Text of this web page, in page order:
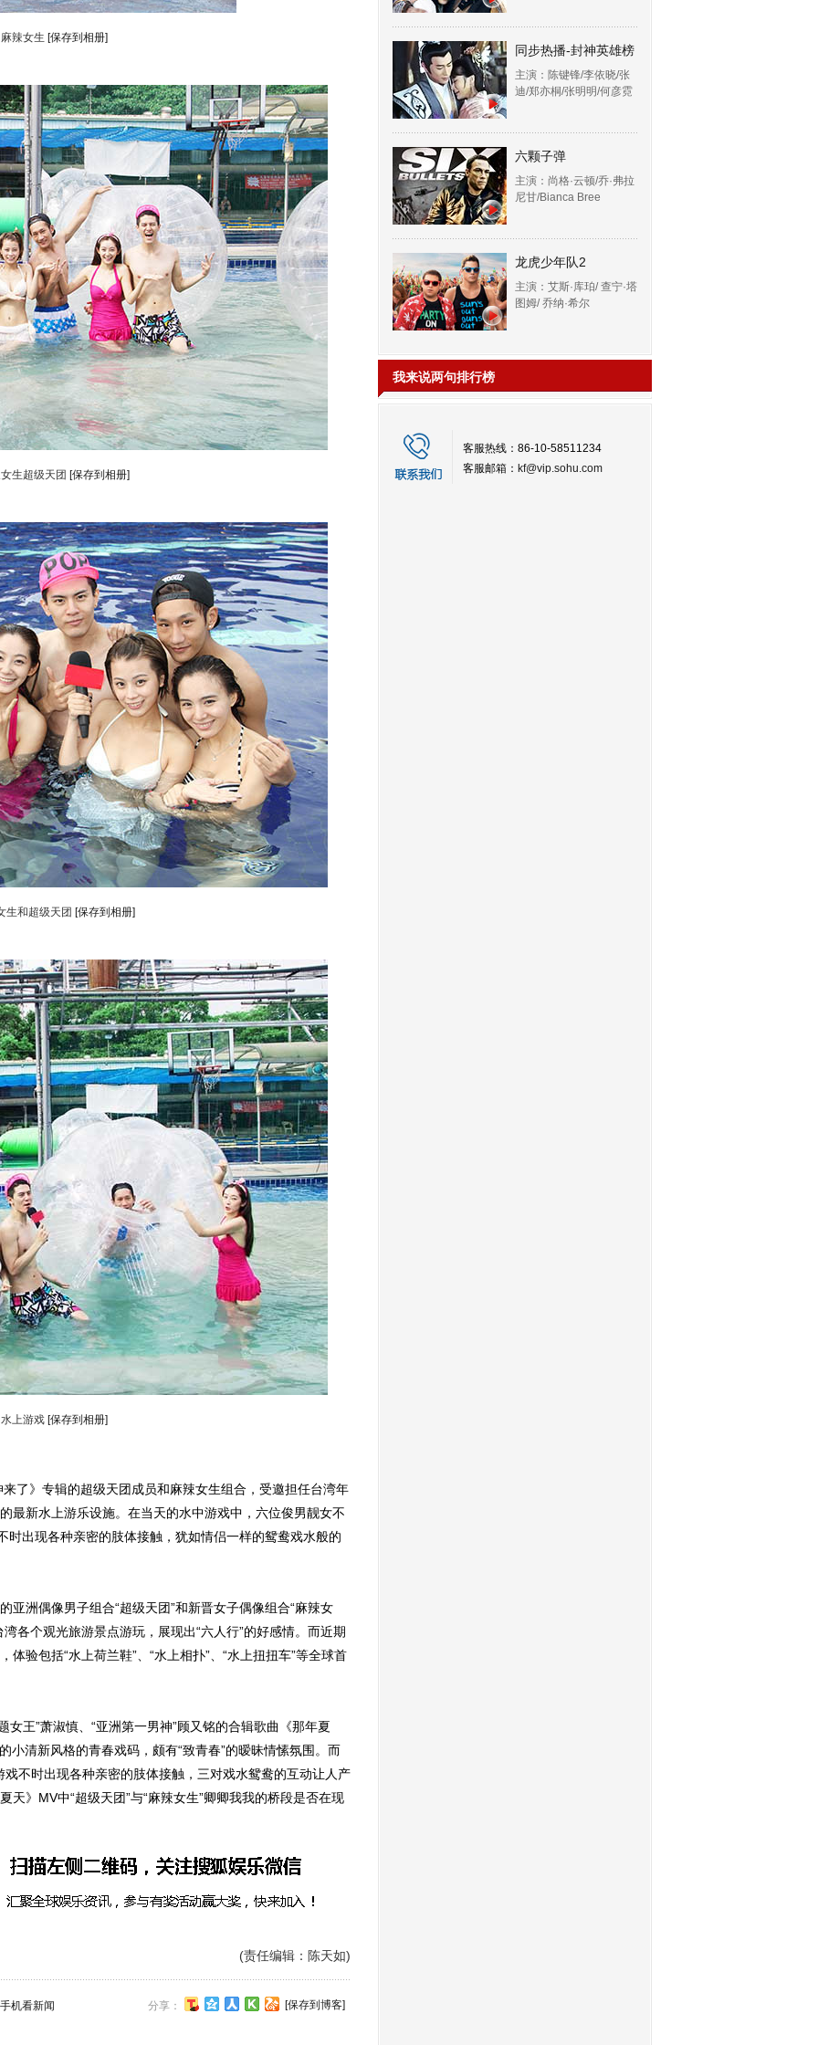
麻辣女生 [保存到相册]
生超级天团 [保存到相册]
生和超级天团 [保存到相册]
水上游戏 [保存到相册]
》专辑的超级天团成员和麻辣女生组合，受邀担任台湾年
最新水上游乐设施。在当天的水中游戏中，六位俊男靓女不
时出现各种亲密的肢体接触，犹如情侣一样的鸳鸯戏水般的
偶像男子组合“超级天团”和新晋女子偶像组合“麻辣女
各个观光旅游景点游玩，展现出“六人行”的好感情。而近期
验包括“水上荷兰鞋”、“水上相扑”、“水上扭扭车”等全球首
王”萧淑慎、“亚洲第一男神”顾又铭的合辑歌曲《那年夏
小清新风格的青春戏码，颇有“致青春”的暧昧情愫氛围。而
戏不时出现各种亲密的肢体接触，三对戏水鸳鸯的互动让人产
天》MV中“超级天团”与“麻辣女生”卿卿我我的桥段是否在现
(责任编辑：陈天如)
分享： [保存到博客]
手机看新闻
同步热播-封神英雄榜
主演：陈键锋/李依晓/张
迪/郑亦桐/张明明/何彦霓
六颗子弹
主演：尚格·云顿/乔·弗拉
尼甘/Bianca Bree
龙虎少年队2
主演：艾斯·库珀/ 查宁·塔
图姆/ 乔纳·希尔
我来说两句排行榜
客服热线：86-10-58511234
客服邮箱： kf@vip.sohu.com